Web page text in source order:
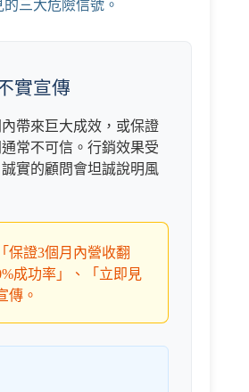
三大危險信號。
實宣傳
帶來巨大成效，或保證
常不可信。行銷效果受
實的顧問會坦誠說明風
「保證3個月內營收翻
成功率」、「立即見
傳。